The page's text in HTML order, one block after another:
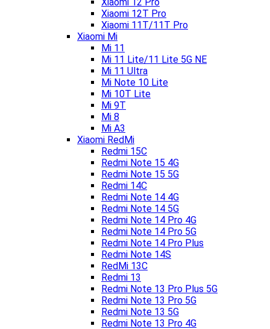
Xiaomi 12T Pro
Xiaomi 11T/11T Pro
Xiaomi Mi
Mi 11
Mi 11 Lite/11 Lite 5G NE
Mi 11 Ultra
Mi Note 10 Lite
Mi 10T Lite
Mi 9T
Mi 8
Mi A3
Xiaomi RedMi
Redmi 15C
Redmi Note 15 4G
Redmi Note 15 5G
Redmi 14C
Redmi Note 14 4G
Redmi Note 14 5G
Redmi Note 14 Pro 4G
Redmi Note 14 Pro 5G
Redmi Note 14 Pro Plus
Redmi Note 14S
RedMi 13C
Redmi 13
Redmi Note 13 Pro Plus 5G
Redmi Note 13 Pro 5G
Redmi Note 13 5G
Redmi Note 13 Pro 4G